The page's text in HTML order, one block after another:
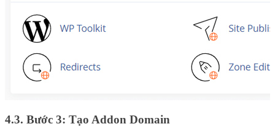
4.3. Bước 3: Tạo Addon Domain